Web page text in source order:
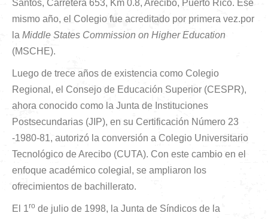
Santos, Carretera 653, Km 0.8, Arecibo, Puerto Rico. Ese
mismo año, el Colegio fue acreditado por primera vez.por
la Middle States Commission on Higher Education
(MSCHE).
Luego de trece años de existencia como Colegio
Regional, el Consejo de Educación Superior (CESPR),
ahora conocido como la Junta de Instituciones
Postsecundarias (JIP), en su Certificación Número 23
-1980-81, autorizó la conversión a Colegio Universitario
Tecnológico de Arecibo (CUTA). Con este cambio en el
enfoque académico colegial, se ampliaron los
ofrecimientos de bachillerato.
El 1ro de julio de 1998, la Junta de Síndicos de la